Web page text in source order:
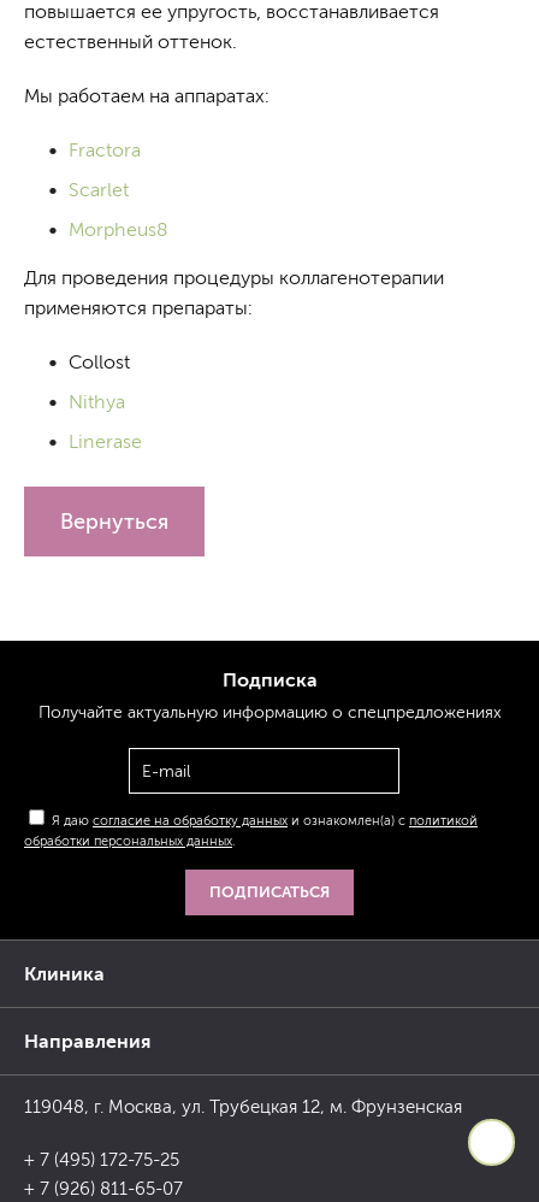
повышается ее упругость, восстанавливается
естественный оттенок.
Мы работаем на аппаратах:
Fractora
Scarlet
Morpheus8
Для проведения процедуры коллагенотерапии
применяются препараты:
Collost
Nithya
Linerase
Вернуться
Клиника
Направления
119048, г. Москва, ул. Трубецкая 12, м. Фрунзенская
+ 7 (495) 172-75-25
+ 7 (926) 811-65-07
Подписка
Получайте актуальнуюинформациюо спецпредложениях
Я даю согласие на обработку данных и ознакомлен(а) с политикой
обработки персональных данных
ПОДПИСАТЬСЯ